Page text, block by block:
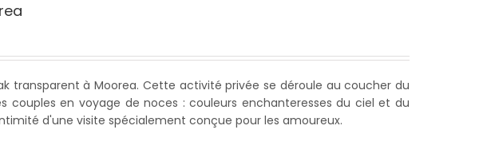
transparent à Moorea. Cette activité privée se déroule au coucher du
couples en voyage de noces : couleurs enchanteresses du ciel et du
d'une visite spécialement conçue pour les amoureux.